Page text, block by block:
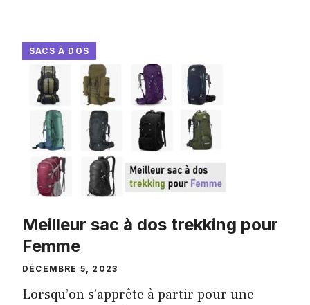
SACS À DOS
Meilleur sac à dos trekking pour
Femme
DÉCEMBRE 5, 2023
Lorsqu’on s’apprête à partir pour une